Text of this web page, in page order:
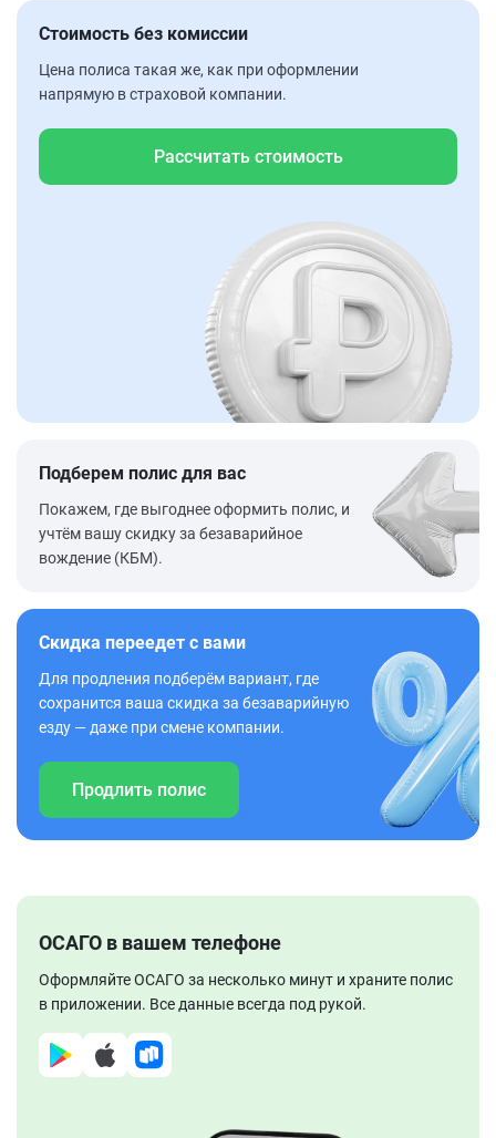
Стоимость без комиссии
Цена полиса такая же, как при оформлении
напрямую в страховой компании.
Рассчитать стоимость
Подберем полис для вас
Покажем, где выгоднее оформить полис, и
учтём вашу скидку за безаварийное
вождение (КБМ).
Скидка переедет с вами
Для продления подберём вариант, где
сохранится ваша скидка за безаварийную
езду — даже при смене компании.
Продлить полис
ОСАГО в вашем телефоне
Оформляйте ОСАГО за несколько минут и храните полис
в приложении. Все данные всегда под рукой.